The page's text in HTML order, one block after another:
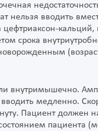
нельзя вводить
цефтриаксон-
срока
внутримышечно.
вводить медленно.
Пациент должен
пациента